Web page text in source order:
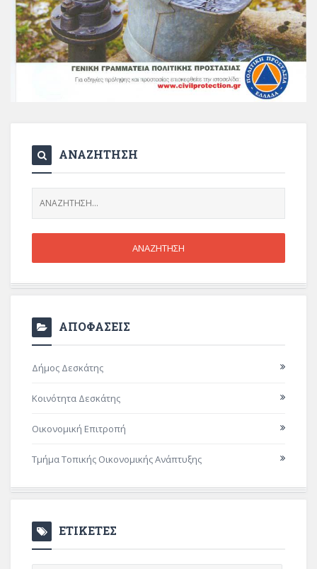
ΑΝΑΖΗΤΗΣΗ
ΑΠΟΦΑΣΕΙΣ
Δήμος Δεσκάτης
Κοινότητα Δεσκάτης
Οικονομική Επιτροπή
Τμήμα Τοπικής Οικονομικής Ανάπτυξης
ΕΤΙΚΕΤΕΣ